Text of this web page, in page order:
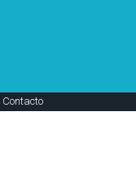
Contacto